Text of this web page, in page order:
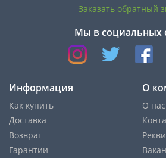
Заказать обратный
Мы в социальных
Информация
Как купить
Доставка
Возврат
Гарантии
О
О нас